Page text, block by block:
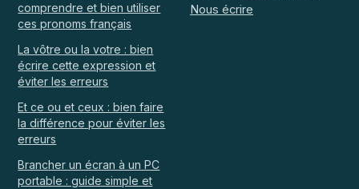
comprendre et bien utiliser
ces pronoms français
La vôtre ou la votre : bien
écrire cette expression et
éviter les erreurs
Et ce ou et ceux : bien faire
la différence pour éviter les
erreurs
Brancher un écran à un PC
portable : guide simple et
Nous écrire